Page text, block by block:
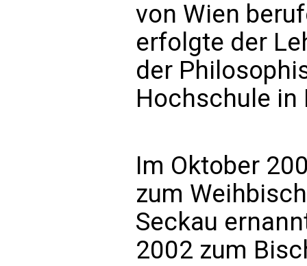
von Wien
erfolgte der
der
Hochschule in
Im Oktober
zum
Seckau
2002 zum